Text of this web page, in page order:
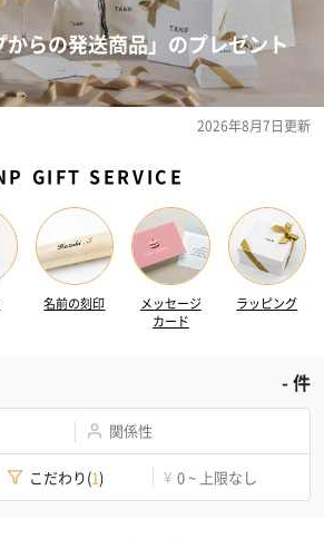
からの発送商品」のプレゼント
2026年8月7日更新
GIFT SERVICE
名前の刻印
メッセージ
カード
ラッピング
-件
関係性
こだわり(1) ¥ 0 ~ 上限なし